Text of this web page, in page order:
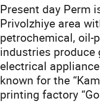
Present day Perm
Privolzhiye area
petrochemical, oil-
industries
electrical
known for the
printing factory